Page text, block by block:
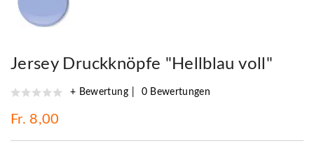
Jersey Druckknöpfe "Hellblau voll"
+ Bewertung 0 Bewertungen
Fr. 8,00